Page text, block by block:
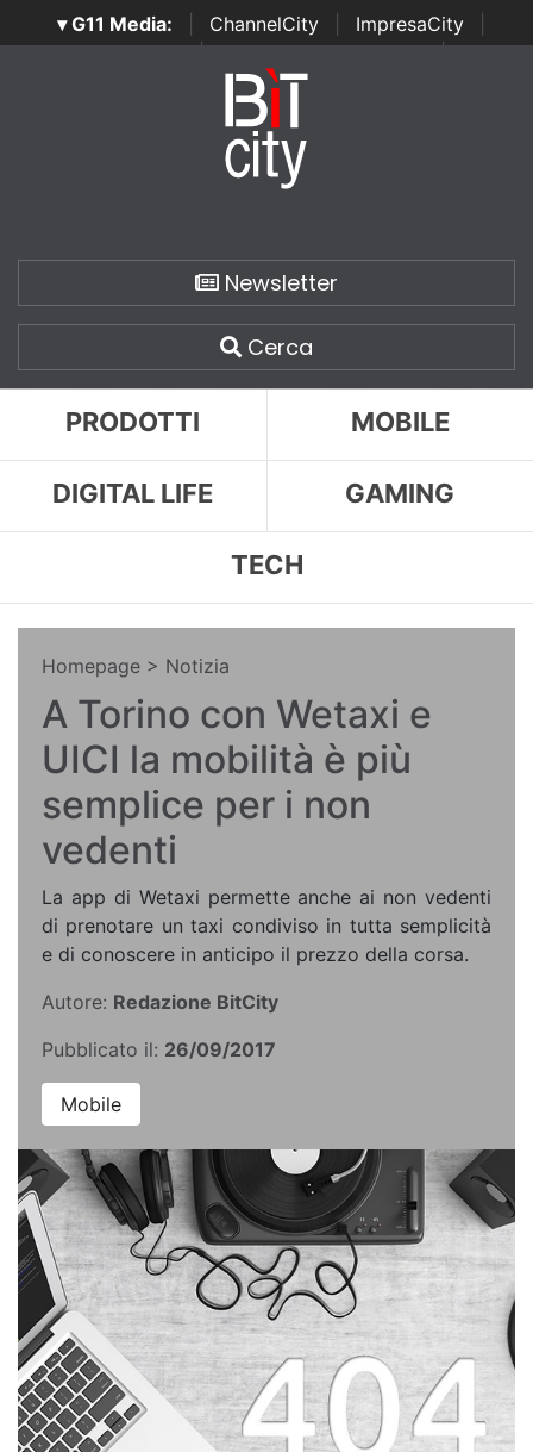
▾ G11 Media: ChannelCity ImpresaCity
SecurityOpenLab | Italian Channel Awards | Italian
Italian Security Awards
Newsletter
Cerca
PRODOTTI MOBILE
DIGITAL LIFE GAMING
TECH
Homepage > Notizia
A Torino con Wetaxi e
UICI la mobilità è più
semplice per i non
vedenti
La app di Wetaxi permette anche ai non vedenti
di prenotare un taxi condiviso in tutta semplicità
e di conoscere in anticipo il prezzo della corsa.
Autore: Redazione BitCity
Pubblicato il: 26/09/2017
Mobile